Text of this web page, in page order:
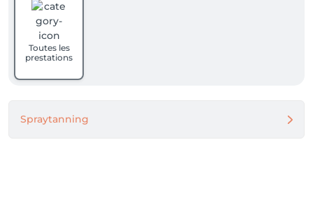
Our goal is simple: to give you beautiful results and
make you feel confident and cared for from the
moment you walk in.
We’re here to deliver not just a perfect tan, but a
great experience every time.
Toutes les
prestations
Spraytanning